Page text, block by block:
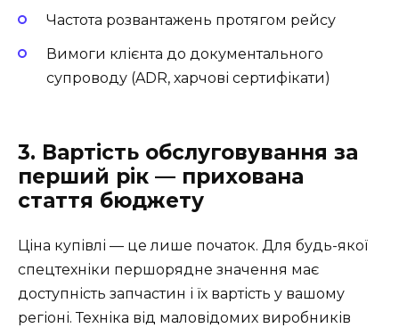
Частота розвантажень протягом рейсу
Вимоги клієнта до документального
супроводу (ADR, харчові сертифікати)
3. Вартість обслуговування за
перший рік — прихована
стаття бюджету
Ціна купівлі — це лише початок. Для будь-якої
спецтехніки першорядне значення має
доступність запчастин і їх вартість у вашому
регіоні. Техніка від маловідомих виробників